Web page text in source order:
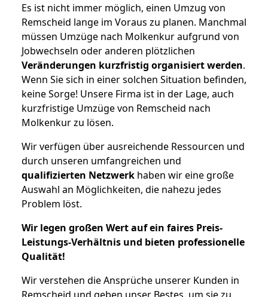
Es ist nicht immer möglich, einen Umzug von
Remscheid lange im Voraus zu planen. Manchmal
müssen Umzüge nach Molkenkur aufgrund von
Jobwechseln oder anderen plötzlichen
Veränderungen kurzfristig organisiert werden.
Wenn Sie sich in einer solchen Situation befinden,
keine Sorge! Unsere Firma ist in der Lage, auch
kurzfristige Umzüge von Remscheid nach
Molkenkur zu lösen.
Wir verfügen über ausreichende Ressourcen und
durch unseren umfangreichen und
qualifizierten Netzwerk haben wir eine große
Auswahl an Möglichkeiten, die nahezu jedes
Problem löst.
Wir legen großen Wert auf ein faires Preis-
Leistungs-Verhältnis und bieten professionelle
Qualität!
Wir verstehen die Ansprüche unserer Kunden in